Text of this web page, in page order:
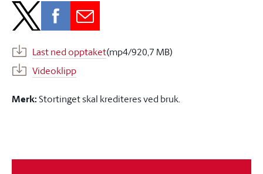
Last ned opptaket(mp4/920,7 MB)
Videoklipp
Merk:Stortinget skal krediteres ved bruk.